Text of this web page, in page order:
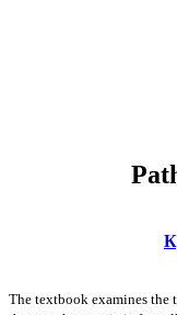
The textbook examines